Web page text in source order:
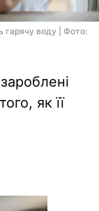
гарячу воду | Фото:
як її